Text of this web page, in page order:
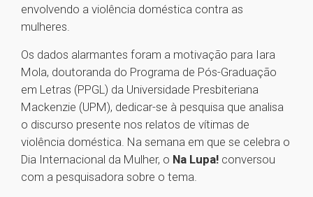
envolvendo a violência doméstica contra as
mulheres.
Os dados alarmantes foram a motivação para Iara
Mola, doutoranda do Programa de Pós-Graduação
em Letras (PPGL) da Universidade Presbiteriana
Mackenzie (UPM), dedicar-se à pesquisa que analisa
o discurso presente nos relatos de vítimas de
violência doméstica. Na semana em que se celebra o
Dia Internacional da Mulher, o Na Lupa! conversou
com a pesquisadora sobre o tema.